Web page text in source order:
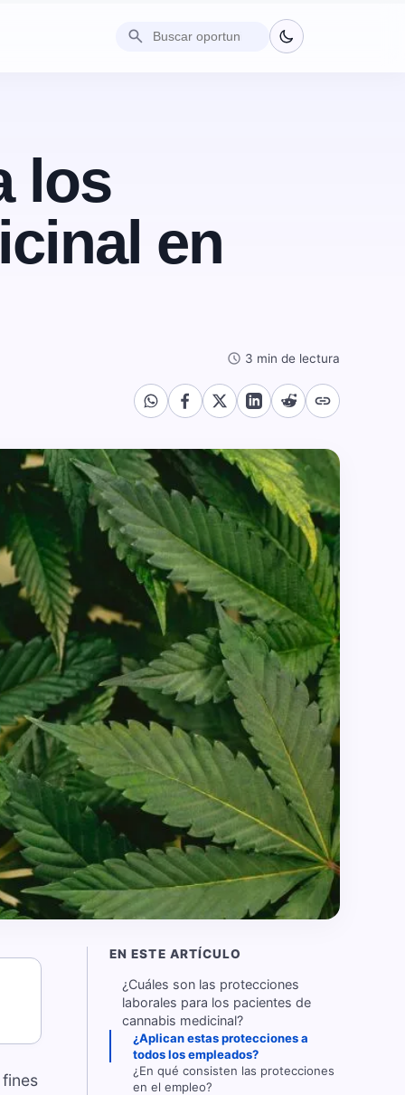
search
los
en
schedule 3 min de lectura
link
EN ESTE ARTÍCULO
¿Cuáles son las protecciones
laborales para los pacientes de
cannabis medicinal?
¿Aplican estas protecciones a
todos los empleados?
¿En qué consisten las protecciones
en el empleo?